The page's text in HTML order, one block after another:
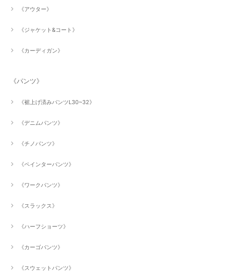
《アウター》
《ジャケット&コート》
《カーディガン》
《パンツ》
《裾上げ済みパンツL30~32》
《デニムパンツ》
《チノパンツ》
《ペインターパンツ》
《ワークパンツ》
《スラックス》
《ハーフショーツ》
《カーゴパンツ》
《スウェットパンツ》